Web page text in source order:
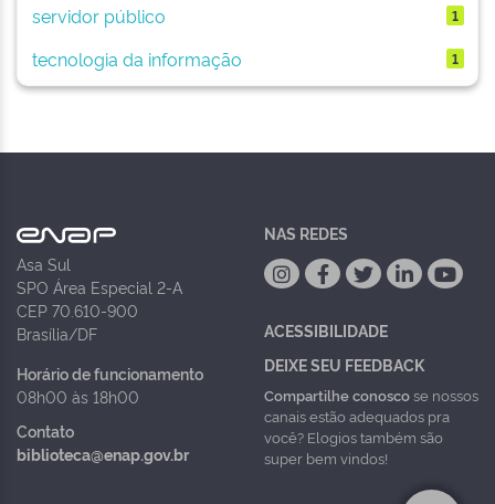
servidor público 1
tecnologia da informação 1
Asa Sul
SPO Área Especial 2-A
CEP 70.610-900
Brasília/DF
Horário de funcionamento
08h00 às 18h00
Contato
biblioteca@enap.gov.br
NAS REDES
ACESSIBILIDADE
DEIXE SEU FEEDBACK
Compartilhe conoscose nossos
canais estão adequados pra
você? Elogios também são
super bem vindos!